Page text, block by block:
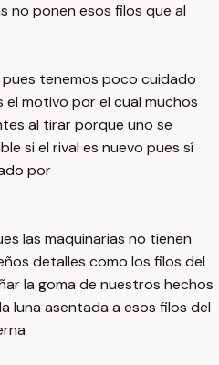
no ponen esos filos que al
tenemos poco cuidado
el motivo por el cual muchos
al tirar porque uno se
si el rival es nuevo pues sí
por
las maquinarias no tienen
detalles como los filos del
la goma de nuestros hechos
luna asentada a esos filos del